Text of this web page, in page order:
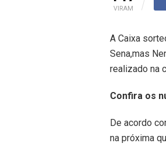
VIRAM
A Caixa
Sena,mas
realizado na
Confira os
De acordo
na próxima